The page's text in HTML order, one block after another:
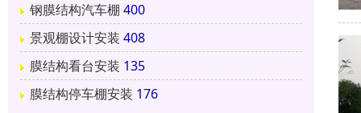
钢膜结构汽车棚 400
景观棚设计安装 408
膜结构看台安装 135
膜结构停车棚安装 176